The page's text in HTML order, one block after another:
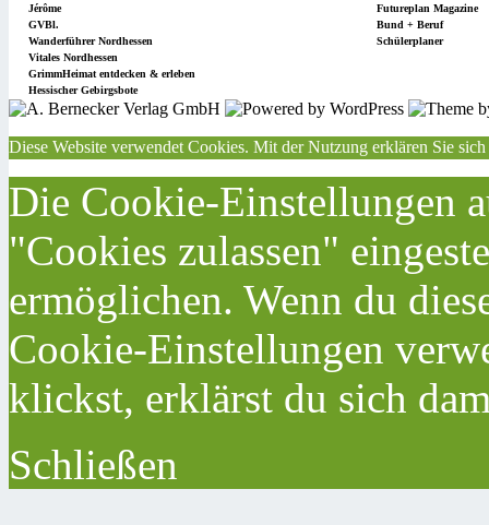
Jérôme
Futureplan Magazine
GVBl.
Bund + Beruf
Wanderführer Nordhessen
Schülerplaner
Vitales Nordhessen
GrimmHeimat entdecken & erleben
Hessischer Gebirgsbote
Diese Website verwendet Cookies. Mit der Nutzung erklären Sie
Die Cookie-Einstellungen
"Cookies zulassen"
ermöglichen. Wenn du
Cookie-Einstellungen
klickst, erklärst du sich
Schließen